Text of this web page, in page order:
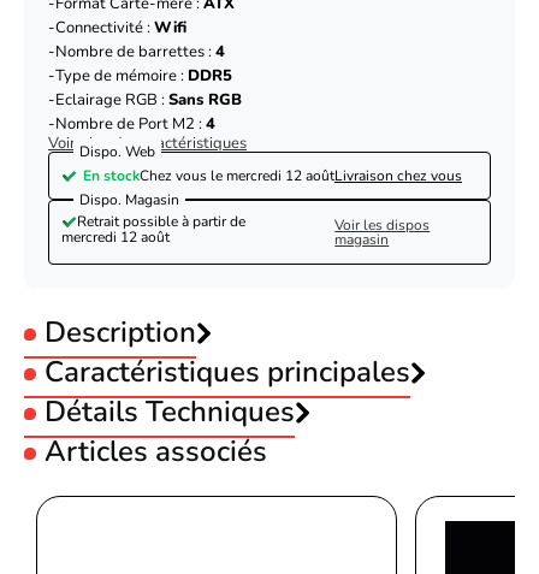
Connectivité :Wifi
Nombre de barrettes :4
Type de mémoire : DDR5
Eclairage RGB :Sans RGB
Nombre de Port M2 :4
Voir plus de caractéristiques
Dispo. Web
En stockChez vous le mercredi 12 aoûtLivraison chez vous
Dispo. Magasin
Retrait possible à partir de
mercredi 12 août
Voir les dispos
magasin
Description
Asus PRIME X870-P WIFI
Caractéristiques principales
Utilisation :Bureautique
Utilisation :Pro
Socket :AMD AM5
Format Carte-mère :ATX
Connectivité :
Détails Techniques
Général
Socket AM5 AMD pour les
Articles associés